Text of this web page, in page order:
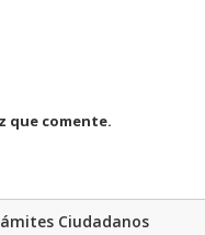
que comente.
Ciudadanos